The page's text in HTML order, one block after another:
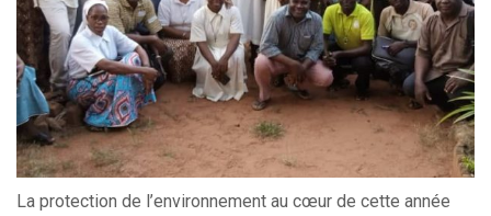
La protection de l’environnement au cœur de cette année